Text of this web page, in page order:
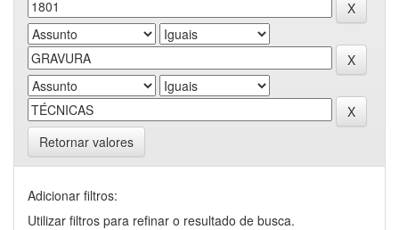
Retornar valores
Adicionar filtros:
Utilizar filtros para refinar o resultado de busca.